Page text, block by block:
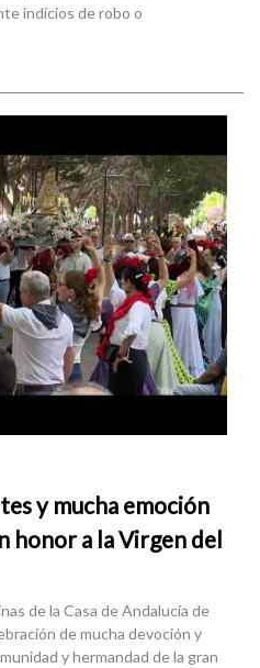
indicios de robo o
y mucha emoción
honor a la Virgen del
de la Casa de Andalucía de
de mucha devoción y
y hermandad de la gran